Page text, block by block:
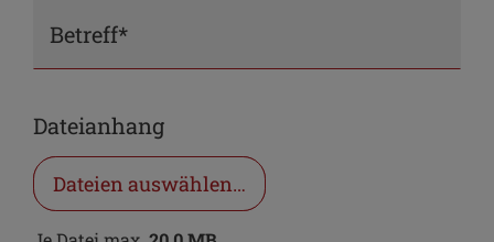
Betreff*
Dateianhang
Dateien auswählen…